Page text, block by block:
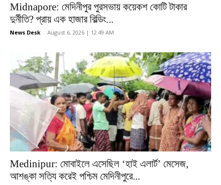
Midnapore: মেদিনীপুর পুরসভায় কয়েকশ কোটি টাকার
দুর্নীতি? প্রায় এক হাজার বিল্ডিং...
News Desk - August 6, 2026 | 12:49 AM
Medinipur: মোবাইলে এসেছিল ‘হাই এলার্ট’ মেসেজ,
আশঙ্কা সত্যি করেই পশ্চিম মেদিনীপুরে...